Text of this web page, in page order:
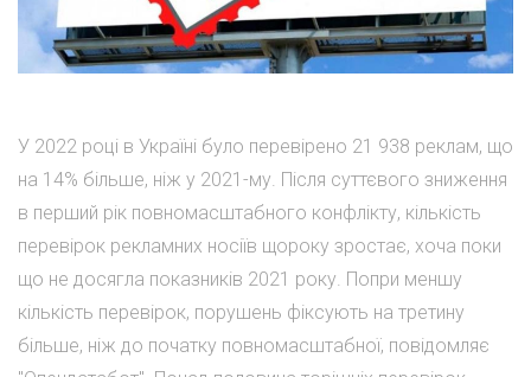
У 2022 році в Україні було перевірено 21 938 реклам, що
на 14% більше, ніж у 2021-му. Після суттєвого зниження
в перший рік повномасштабного конфлікту, кількість
перевірок рекламних носіїв щороку зростає, хоча поки
що не досягла показників 2021 року. Попри меншу
кількість перевірок, порушень фіксують на третину
більше, ніж до початку повномасштабної, повідомляє